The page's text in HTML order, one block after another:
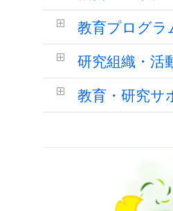
教育プログラ
研究組織・活
教育・研究サ